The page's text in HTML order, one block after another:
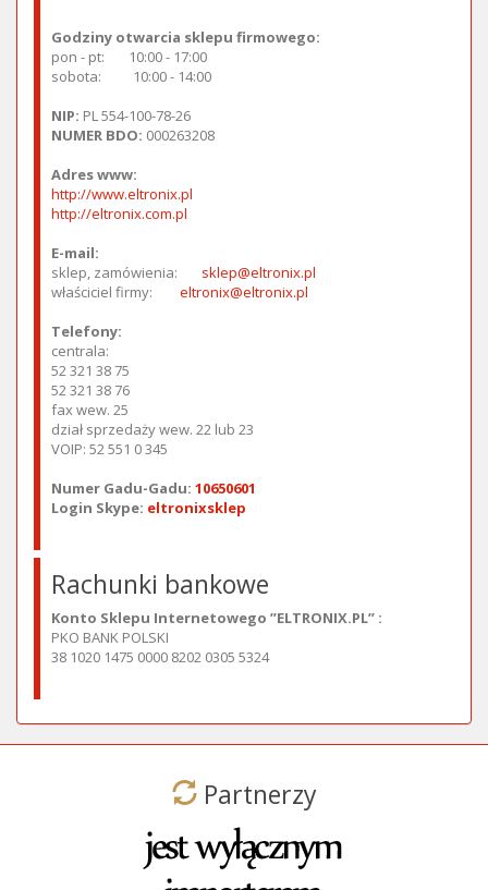
Godziny otwarcia sklepu firmowego:
pon - pt:
10:00 - 17:00
sobota:
10:00 - 14:00
NIP: PL 554-100-78-26
NUMER BDO: 000263208
Adres www:
http://www.eltronix.pl
http://eltronix.com.pl
E-mail:
sklep, zamówienia:
sklep@eltronix.pl
właściciel firmy:
eltronix@eltronix.pl
Telefony:
centrala:
52 321 38 75
52 321 38 76
fax wew. 25
dział sprzedaży wew. 22 lub 23
VOIP: 52 551 0 345
Numer Gadu-Gadu: 10650601
Login Skype: eltronixsklep
Rachunki bankowe
Konto Sklepu Internetowego ”ELTRONIX.PL” :
PKO BANK POLSKI
38 1020 1475 0000 8202 0305 5324
Partnerzy